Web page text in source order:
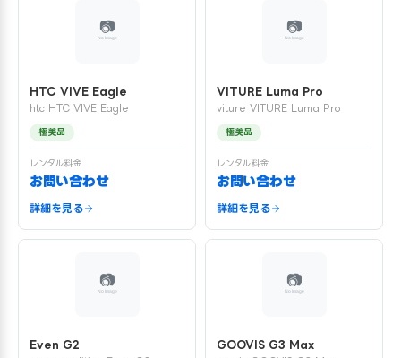
HTC VIVE Eagle
htc HTC VIVE Eagle
極美品
レンタル料金
お問い合わせ
詳細を見る
VITURE Luma Pro
viture VITURE Luma Pro
極美品
レンタル料金
お問い合わせ
詳細を見る
Even G2 GOOVIS G3 Max